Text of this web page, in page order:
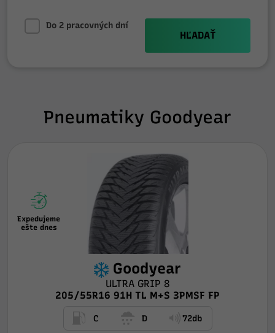
Do 2 pracovných dní
HĽADAŤ
Pneumatiky Goodyear
Expedujeme
ešte dnes
Goodyear
ULTRA GRIP 8
205/55R16 91H TL M+S 3PMSF FP
C D 72db